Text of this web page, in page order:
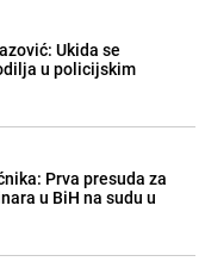
Ukida se
u policijskim
Prva presuda za
u BiH na sudu u